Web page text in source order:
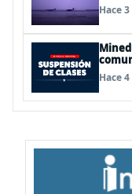
Hace
para
Hace